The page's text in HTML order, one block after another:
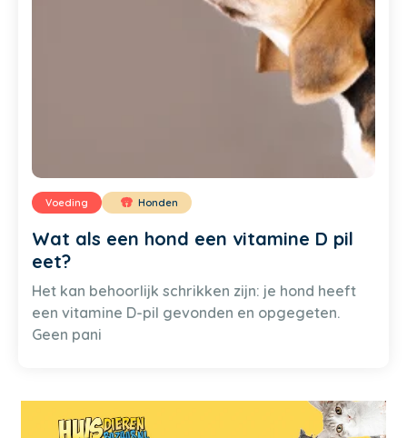
Voeding Honden
Wat als een hond een vitamine D pil
eet?
Het kan behoorlijk schrikken zijn: je hond heeft
een vitamine D-pil gevonden en opgegeten.
Geen pani